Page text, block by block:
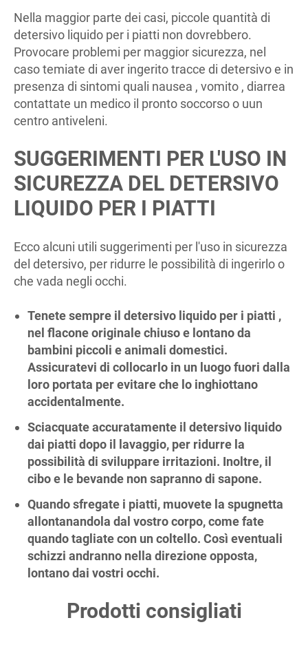
Nella maggior parte dei casi, piccole quantità di
detersivo liquido per i piatti non dovrebbero.
Provocare problemi per maggior sicurezza, nel
caso temiate di aver ingerito tracce di detersivo e in
presenza di sintomi quali nausea , vomito , diarrea
contattate un medico il pronto soccorso o uun
centro antiveleni.
SUGGERIMENTI PER L'USO IN
SICUREZZA DEL DETERSIVO
LIQUIDO PER I PIATTI
Ecco alcuni utili suggerimenti per l'uso in sicurezza
del detersivo, per ridurre le possibilità di ingerirlo o
che vada negli occhi.
Tenete sempre il detersivo liquido per i piatti ,
nel flacone originale chiuso e lontano da
bambini piccoli e animali domestici.
Assicuratevi di collocarlo in un luogo fuori dalla
loro portata per evitare che lo inghiottano
accidentalmente.
Sciacquate accuratamente il detersivo liquido
dai piatti dopo il lavaggio, per ridurre la
possibilità di sviluppare irritazioni. Inoltre, il
cibo e le bevande non sapranno di sapone.
Quando sfregate i piatti, muovete la spugnetta
allontanandola dal vostro corpo, come fate
quando tagliate con un coltello. Così eventuali
schizzi andranno nella direzione opposta,
lontano dai vostri occhi.
Prodotti consigliati